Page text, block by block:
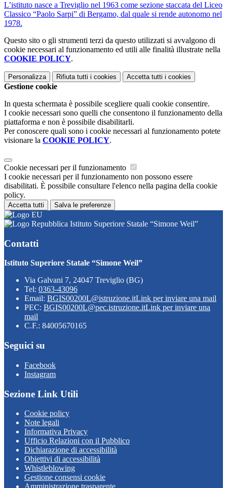
L’istituto nasce a Treviglio nel 1963 come sezione staccata del Liceo
Classico “Paolo Sarpi” di Bergamo, dal quale si rende autonomo nel
1978.
Questo sito o gli strumenti terzi da questo utilizzati si avvalgono di
cookie necessari al funzionamento ed utili alle finalità illustrate nella
COOKIE POLICY.
Personalizza Rifiuta tutti i cookies Accetta tutti i cookies
Gestione cookie
In questa schermata è possibile scegliere quali cookie consentire.
I cookie necessari sono quelli che consentono il funzionamento della
piattaforma e non è possibile disabilitarli.
Per conoscere quali sono i cookie necessari al funzionamento potete
visionare la COOKIE POLICY.
Cookie necessari per il funzionamento
I cookie necessari per il funzionamento non possono essere
disabilitati. È possibile consultare l'elenco nella pagina della cookie
policy.
Accetta tutti Salva le preferenze
Istituto Superiore Statale “Simone Weil”
Contatti
Istituto Superiore Statale “Simone Weil”
Via Galvani 7, 24047 Treviglio (BG)
Tel: 0363-43096
Email: BGIS00200L@istruzione.itLink per inviare una mail
PEC: BGIS00200L@pec.istruzione.itLink per inviare una
mail
C.F.: 84005670165
Seguici su
Facebook
Instagram
Sezione Link Utili
Cookie policy
Note legali
Informativa Privacy
Ufficio Relazioni con il Pubblico
Dichiarazione di accessibilità
Obiettivi di accessibilità
Whistleblowing
Gestione consensi cookie